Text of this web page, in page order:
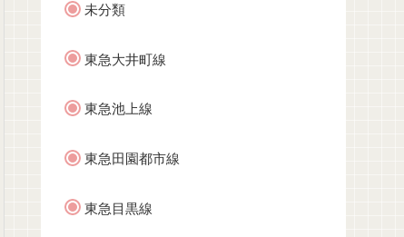
未分類
東急大井町線
東急池上線
東急田園都市線
東急目黒線